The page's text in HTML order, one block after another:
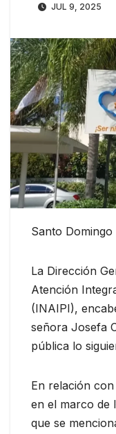
JUL 9, 2025
Santo Domingo
La Dirección
Atención
(INAIPI),
señora Josefa
pública lo
En relación
en el marco de
que se